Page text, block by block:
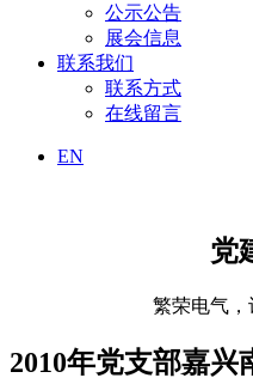
公示公告
展会信息
联系我们
联系方式
在线留言
EN
党
繁荣电气
2010年党支部嘉兴